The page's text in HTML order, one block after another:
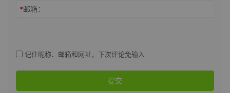
*邮箱：
记住昵称、邮箱和网址，下次评论免输入
提交